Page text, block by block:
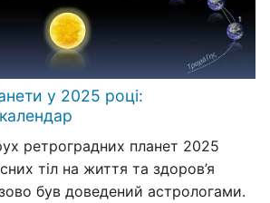
у 2025 році:
ретроградних планет 2025
тіл на життя та здоров’я
був доведений астрологами.